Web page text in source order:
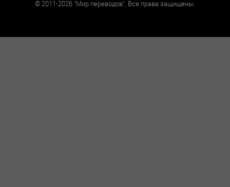
©2011-2026 "Мир переводов". Все права защищены.